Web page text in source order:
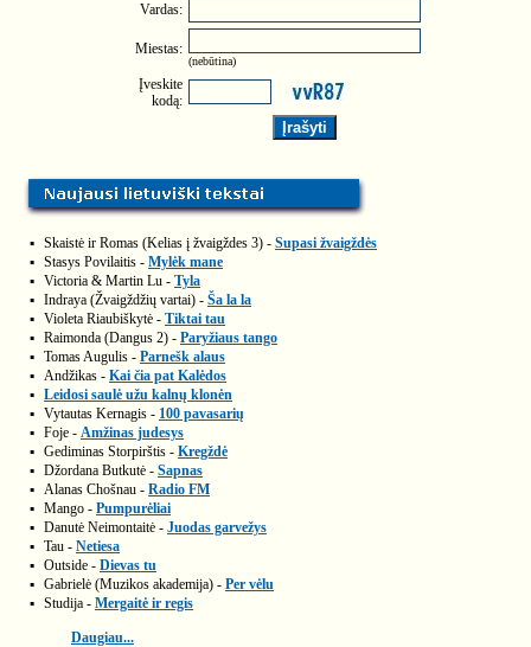
Vardas:
Miestas:
(nebūtina)
Įveskite
kodą:
▪ Skaistė ir Romas (Kelias į žvaigždes 3) - Supasi žvaigždės
▪ Stasys Povilaitis - Mylėk mane
▪ Victoria & Martin Lu - Tyla
▪ Indraya (Žvaigždžių vartai) - Ša la la
▪ Violeta Riaubiškytė - Tiktai tau
▪ Raimonda (Dangus 2) - Paryžiaus tango
▪ Tomas Augulis - Parnešk alaus
▪ Andžikas - Kai čia pat Kalėdos
▪ Leidosi saulė užu kalnų klonėn
▪ Vytautas Kernagis - 100 pavasarių
▪ Foje - Amžinas judesys
▪ Gediminas Storpirštis - Kregždė
▪ Džordana Butkutė - Sapnas
▪ Alanas Chošnau - Radio FM
▪ Mango - Pumpurėliai
▪ Danutė Neimontaitė - Juodas garvežys
▪ Tau - Netiesa
▪ Outside - Dievas tu
▪ Gabrielė (Muzikos akademija) - Per vėlu
▪ Studija - Mergaitė ir regis
Daugiau...